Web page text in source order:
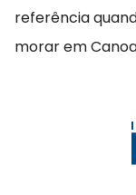
referência
morar em